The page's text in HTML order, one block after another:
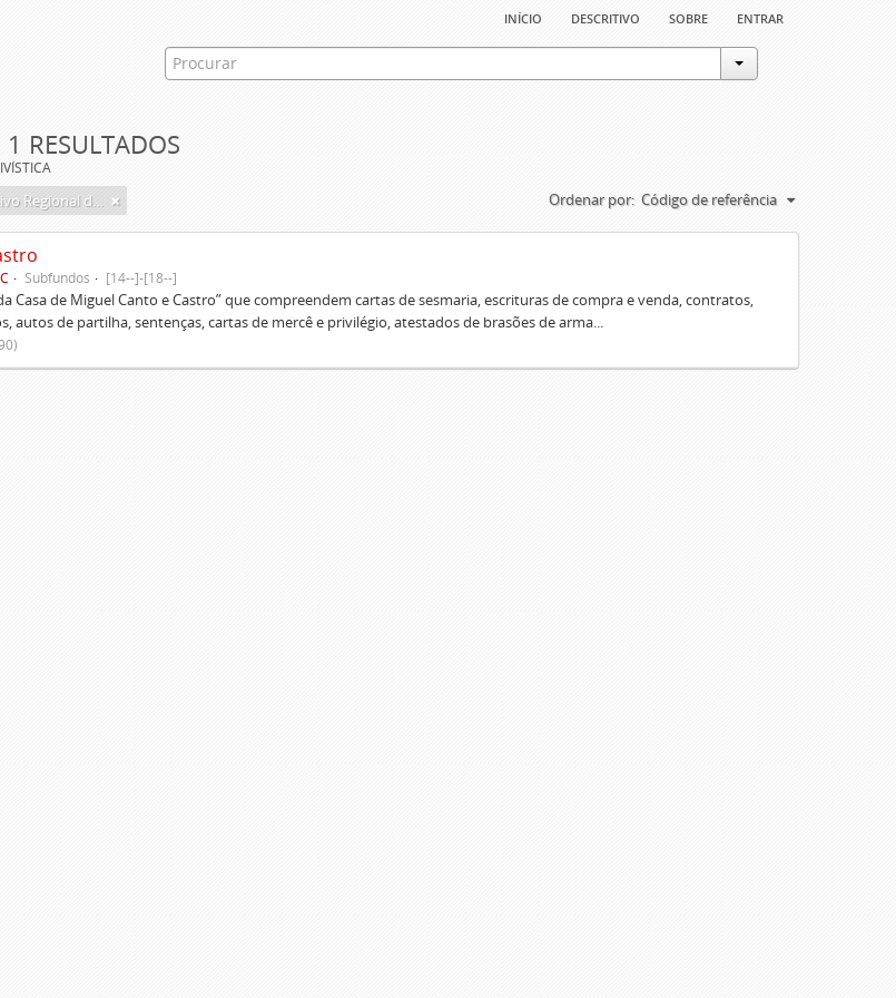
início descritivo sobre entrar
RESULTADOS
Biblioteca Pública e Arquivo Regional de Ponta Delgada Ordenar por: Código de referência
Subfundos [14--]-[18--]
Casa de Miguel Canto e Castro” que compreendem cartas de sesmaria, escrituras de compra e venda, contratos,
autos de partilha, sentenças, cartas de mercê e privilégio, atestados de brasões de arma...